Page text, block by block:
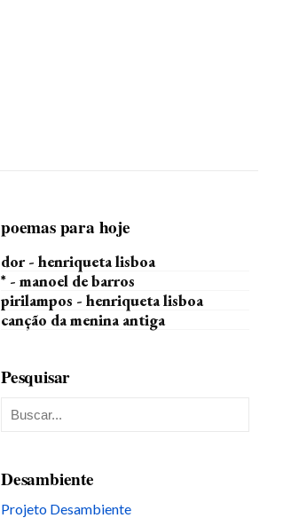
poemas para hoje
dor - henriqueta lisboa
* - manoel de barros
pirilampos - henriqueta lisboa
canção da menina antiga
Pesquisar
Desambiente
Projeto Desambiente